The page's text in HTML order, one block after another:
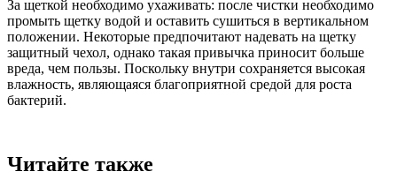
За щеткой необходимо ухаживать: после чистки необходимо
промыть щетку водой и оставить сушиться в вертикальном
положении. Некоторые предпочитают надевать на щетку
защитный чехол, однако такая привычка приносит больше
вреда, чем пользы. Поскольку внутри сохраняется высокая
влажность, являющаяся благоприятной средой для роста
бактерий.
Читайте также